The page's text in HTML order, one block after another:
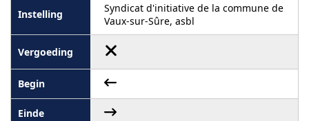
Syndicat d'initiative de la commune de
Vaux-sur-Sûre, asbl